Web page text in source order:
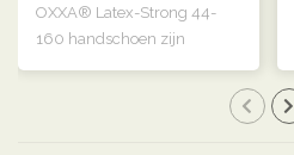
OXXA® Latex-Strong 44-
160 handschoen zijn